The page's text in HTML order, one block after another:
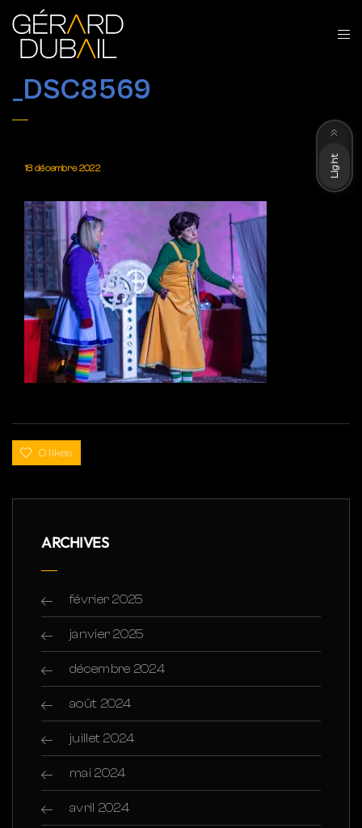
_DSC8569
18 décembre 2022
0 likes
ARCHIVES
février 2025
janvier 2025
décembre 2024
août 2024
juillet 2024
mai 2024
avril 2024
Light
Dark